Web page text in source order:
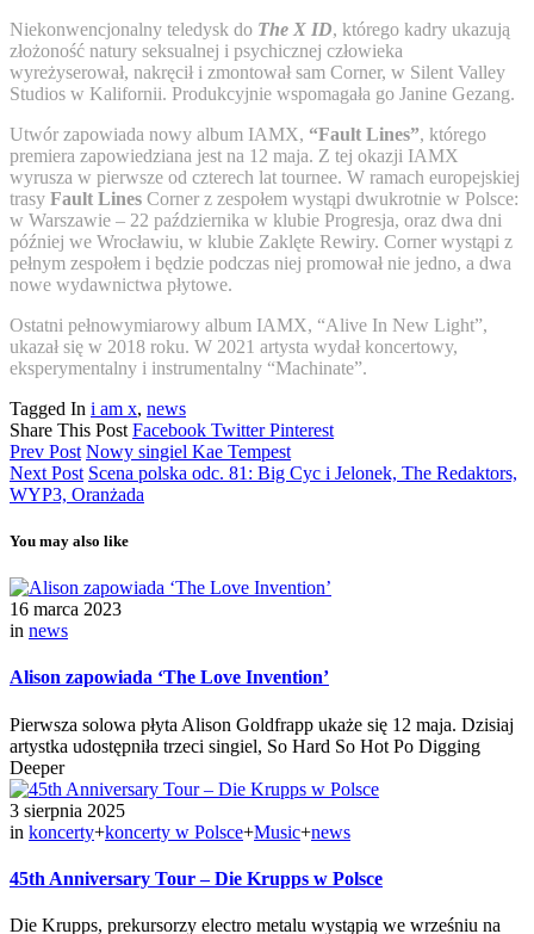
Niekonwencjonalny teledysk do The X ID, którego kadry ukazują
złożoność natury seksualnej i psychicznej człowieka
wyreżyserował, nakręcił i zmontował sam Corner, w Silent Valley
Studios w Kalifornii. Produkcyjnie wspomagała go Janine Gezang.
Utwór zapowiada nowy album IAMX, “Fault Lines”, którego
premiera zapowiedziana jest na 12 maja. Z tej okazji IAMX
wyrusza w pierwsze od czterech lat tournee. W ramach europejskiej
trasy Fault Lines Corner z zespołem wystąpi dwukrotnie w Polsce:
w Warszawie – 22 października w klubie Progresja, oraz dwa dni
później we Wrocławiu, w klubie Zaklęte Rewiry. Corner wystąpi z
pełnym zespołem i będzie podczas niej promował nie jedno, a dwa
nowe wydawnictwa płytowe.
Ostatni pełnowymiarowy album IAMX, “Alive In New Light”,
ukazał się w 2018 roku. W 2021 artysta wydał koncertowy,
eksperymentalny i instrumentalny “Machinate”.
Tagged In i am x, news
Share This Post Facebook TwitterPinterest
Prev Post Nowy singiel Kae Tempest
Next Post Scena polska odc. 81: Big Cyc i Jelonek, The Redaktors,
WYP3, Oranżada
You may also like
16 marca 2023
in news
Alison zapowiada ‘The Love Invention’
Pierwsza solowa płyta Alison Goldfrapp ukaże się 12 maja. Dzisiaj
artystka udostępniła trzeci singiel, So Hard So Hot Po Digging
Deeper
3 sierpnia 2025
in koncerty+koncerty w Polsce+Music+news
45th Anniversary Tour – Die Krupps w Polsce
Die Krupps, prekursorzy electro metalu wystąpią we wrześniu na